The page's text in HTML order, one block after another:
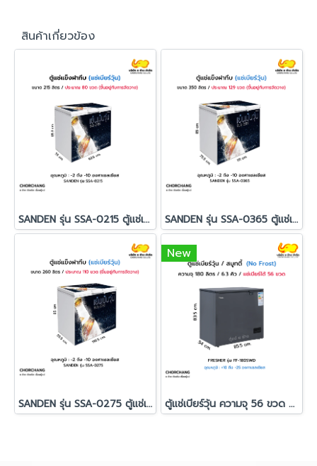
สินค้าเกี่ยวข้อง
SANDEN รุ่น SSA-0215 ตู้แช่เบียร์วุ้น จุประมาณ 80 ขวด SANDEN รุ่น SSA-0365 ตู้แช่เบียร์วุ้น จุประมาณ 129 ขวด
SANDEN รุ่น SSA-0275 ตู้แช่เบียร์วุ้น จุประมาณ 110 ขวด
New
ตู้แช่เบียร์วุ้น ความจุ 56 ขวด FRESHER รุ่น FF-180SWD